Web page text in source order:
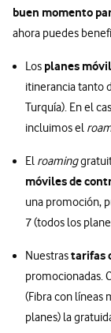
buen momento
ahora puedes
Los planes
itinerancia tanto
Turquía). En el
incluimos el
El roaming
móviles de
una promoción,
7 (todos los
Nuestrastarifas
promocionadas.
(Fibra con líneas
planes) la